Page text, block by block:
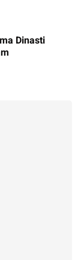
Dinasti